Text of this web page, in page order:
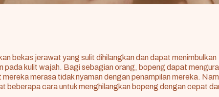
bekas jerawat yang sulit dihilangkan dan dapat menimbulkan
pada kulit wajah. Bagi sebagian orang, bopeng dapat
mereka merasa tidak nyaman dengan penampilan mereka.
beberapa cara untuk menghilangkan bopeng dengan cepat